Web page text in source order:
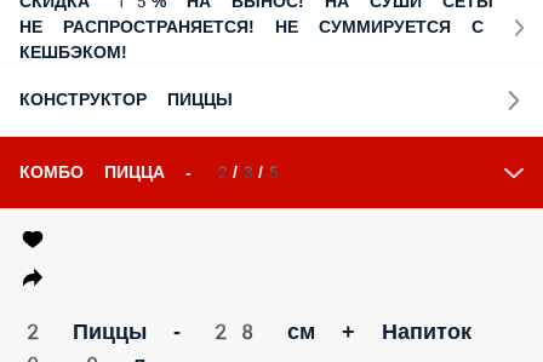
ПАСТА, СПАГЕТТИ
БУРГЕРЫ
ЗАКУСКИ
СУПЫ